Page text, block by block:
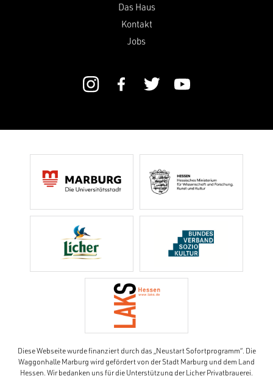
Das Haus
Kontakt
Jobs
Diese Webseite wurde finanziert durch das „Neustart Sofortprogramm“. Die
Waggonhalle Marburg wird gefördert von der Stadt Marburg und dem Land
Hessen. Wir bedanken uns für die Unterstützung der Licher Privatbrauerei.